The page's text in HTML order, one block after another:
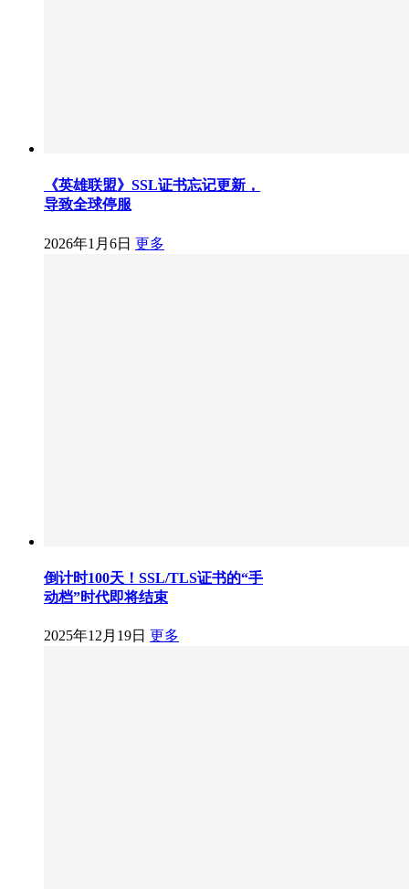
《英雄联盟》SSL证书忘记更新，
导致全球停服
2026年1月6日 更多
倒计时100天！SSL/TLS证书的“手
动档”时代即将结束
2025年12月19日 更多